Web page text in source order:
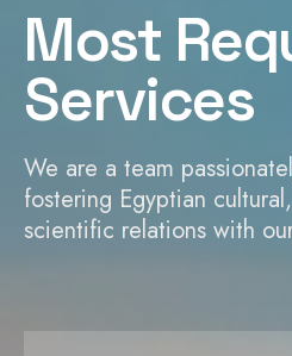
Most
Services
We are a team
fostering Egyptian
scientific relations with